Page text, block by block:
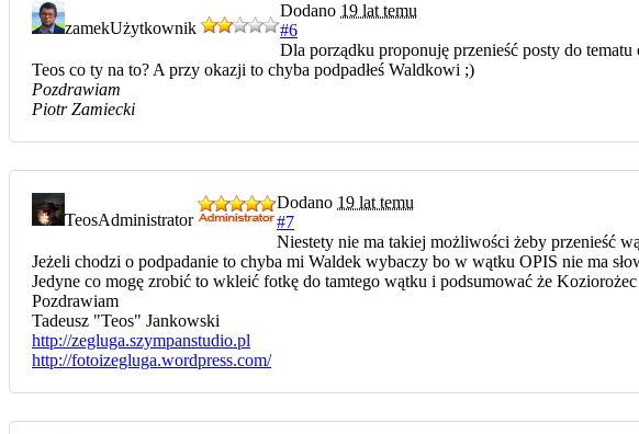
zamekUżytkownik
Dodano 19 lat temu
#6
Dla porządku proponuję przenieść posty do
Teos co ty na to? A przy okazji to chyba podpadłeś Waldkowi ;)
Pozdrawiam
Piotr Zamiecki
TeosAdministrator
Dodano 19 lat temu
#7
Niestety nie ma takiej możliwości żeby przenieść
Jeżeli chodzi o podpadanie to chyba mi Waldek wybaczy bo w wątku OPIS nie ma
Jedyne co mogę zrobić to wkleić fotkę do tamtego wątku i podsumować że
Pozdrawiam
Tadeusz "Teos" Jankowski
http://zegluga.szympanstudio.pl
http://fotoizegluga.wordpress.com/